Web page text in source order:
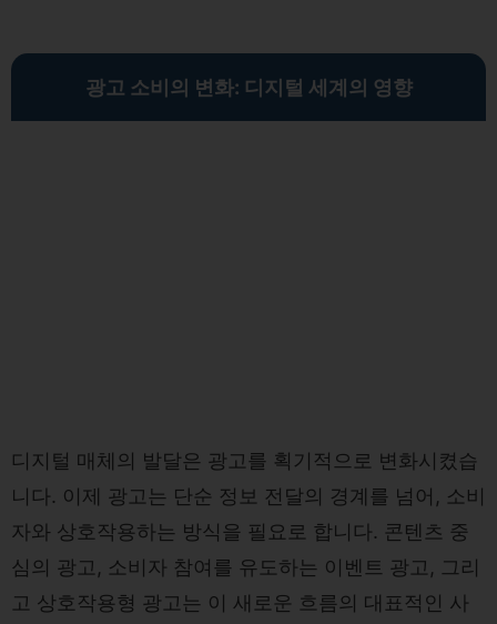
광고 소비의 변화: 디지털 세계의 영향
디지털 매체의 발달은 광고를 획기적으로 변화시켰습
니다. 이제 광고는 단순 정보 전달의 경계를 넘어, 소비
자와 상호작용하는 방식을 필요로 합니다. 콘텐츠 중
심의 광고, 소비자 참여를 유도하는 이벤트 광고, 그리
고 상호작용형 광고는 이 새로운 흐름의 대표적인 사